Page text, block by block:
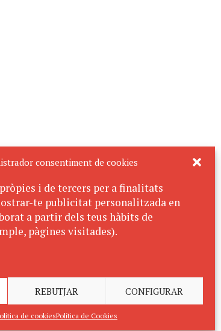
consentiment de cookies
i de tercers per a finalitats
te publicitat personalitzada en
a partir dels teus hàbits de
pàgines visitades).
REBUTJAR CONFIGURAR
de cookiesPolítica de Cookies